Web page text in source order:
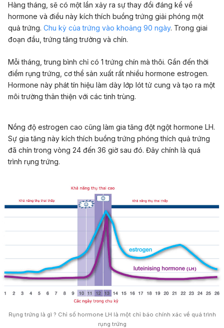
Hàng tháng, sẽ có một lần xảy ra sự thay đổi đáng kể về
hormone và điều này kích thích buồng trứng giải phóng một
quả trứng. Chu kỳ của trứng vào khoảng 90 ngày. Trong giai
đoạn đầu, trứng tăng trưởng và chín.
Mỗi tháng, trung bình chỉ có 1 trứng chín mà thôi. Gần đến thời
điểm rụng trứng, cơ thể sản xuất rất nhiều hormone estrogen.
Hormone này phát tín hiệu làm dày lớp lót tử cung và tạo ra một
môi trường thân thiện với các tinh trùng.
Nồng độ estrogen cao cũng làm gia tăng đột ngột hormone LH.
Sự gia tăng này kích thích buồng trứng phóng thích quả trứng
đã chín trong vòng 24 đến 36 giờ sau đó. Đây chính là quá
trình rụng trứng.
Rụng trứng là gì ? Chỉ số hormone LH là một chỉ báo chính xác về quá trình
rụng trứng